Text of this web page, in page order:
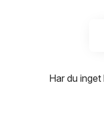
Har du